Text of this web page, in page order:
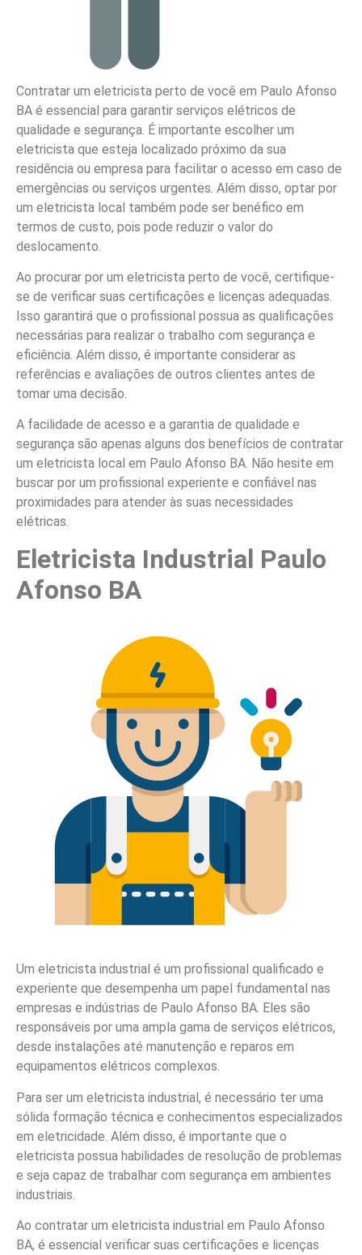
Contratar um eletricista perto de você em Paulo Afonso
BA é essencial para garantir serviços elétricos de
qualidade e segurança. É importante escolher um
eletricista que esteja localizado próximo da sua
residência ou empresa para facilitar o acesso em caso de
emergências ou serviços urgentes. Além disso, optar por
um eletricista local também pode ser benéfico em
termos de custo, pois pode reduzir o valor do
deslocamento.
Ao procurar por um eletricista perto de você, certifique-
se de verificar suas certificações e licenças adequadas.
Isso garantirá que o profissional possua as qualificações
necessárias para realizar o trabalho com segurança e
eficiência. Além disso, é importante considerar as
referências e avaliações de outros clientes antes de
tomar uma decisão.
A facilidade de acesso e a garantia de qualidade e
segurança são apenas alguns dos benefícios de contratar
um eletricista local em Paulo Afonso BA. Não hesite em
buscar por um profissional experiente e confiável nas
proximidades para atender às suas necessidades
elétricas.
Eletricista Industrial Paulo
Afonso BA
Um eletricista industrial é um profissional qualificado e
experiente que desempenha um papel fundamental nas
empresas e indústrias de Paulo Afonso BA. Eles são
responsáveis por uma ampla gama de serviços elétricos,
desde instalações até manutenção e reparos em
equipamentos elétricos complexos.
Para ser um eletricista industrial, é necessário ter uma
sólida formação técnica e conhecimentos especializados
em eletricidade. Além disso, é importante que o
eletricista possua habilidades de resolução de problemas
e seja capaz de trabalhar com segurança em ambientes
industriais.
Ao contratar um eletricista industrial em Paulo Afonso
BA, é essencial verificar suas certificações e licenças